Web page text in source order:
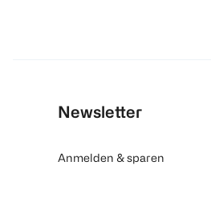
Newsletter
Anmelden & sparen